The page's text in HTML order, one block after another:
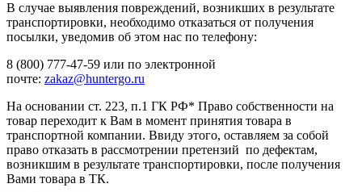
В случае выявления повреждений, возникших в результате
транспортировки, необходимо отказаться от получения
посылки, уведомив об этом нас по телефону:
8 (800) 777-47-59 или по электронной
почте: zakaz@huntergo.ru
На основании ст. 223, п.1 ГК РФ* Право собственности на
товар переходит к Вам в момент принятия товара в
транспортной компании. Ввиду этого, оставляем за собой
право отказать в рассмотрении претензий по дефектам,
возникшим в результате транспортировки, после получения
Вами товара в ТК.